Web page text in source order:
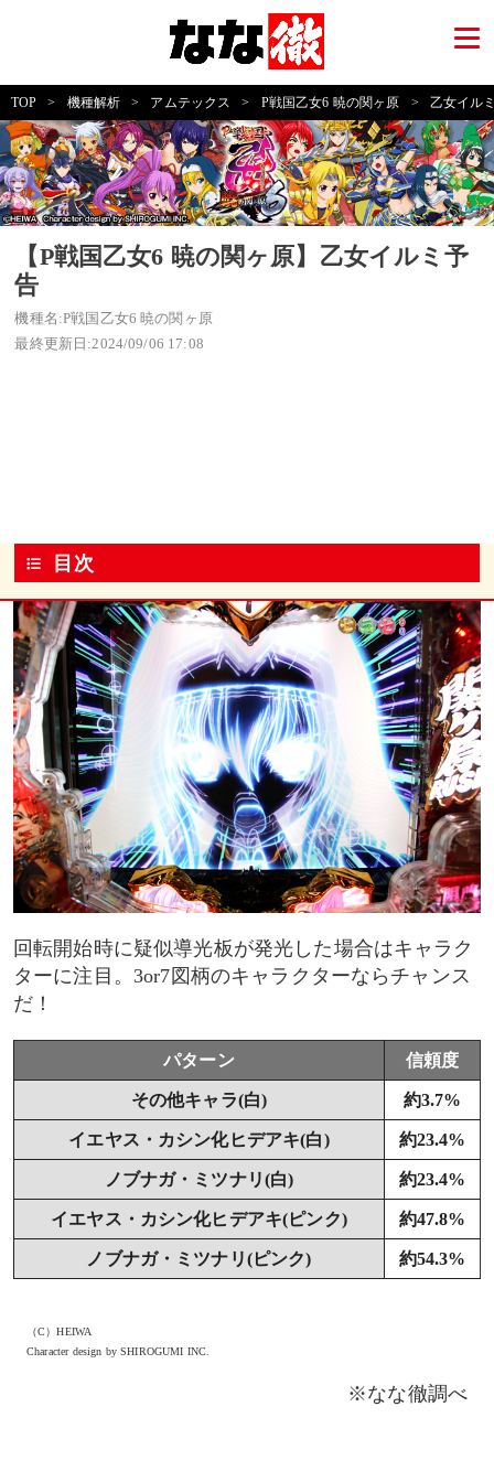
TOP > 機種解析 > アムテックス > P戦国乙女6 暁の関ヶ原 > 乙女イル
【P戦国乙女6 暁の関ヶ原】乙女イルミ予
告
機種名:P戦国乙女6 暁の関ヶ原
最終更新日:2024/09/06 17:08
目次
回転開始時に疑似導光板が発光した場合はキャラク
ターに注目。3or7図柄のキャラクターならチャンス
だ！
パターン 信頼度
その他キャラ(白) 約3.7%
イエヤス・カシン化ヒデアキ(白) 約23.4%
ノブナガ・ミツナリ(白) 約23.4%
イエヤス・カシン化ヒデアキ(ピンク) 約47.8%
ノブナガ・ミツナリ(ピンク) 約54.3%
（C）HEIWA
Character design by SHIROGUMI INC.
※なな徹調べ